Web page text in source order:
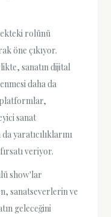
rolünü
öne çıkıyor.
sanatın dijital
daha da
platformlar,
sanat
yaratıcılıklarını
veriyor.
show'lar
sanatseverlerin ve
geleceğini